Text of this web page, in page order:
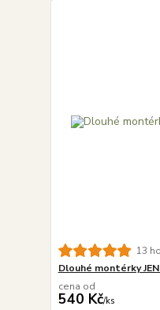
13
Dlouhé montérky
cena od
540 Kč/ks